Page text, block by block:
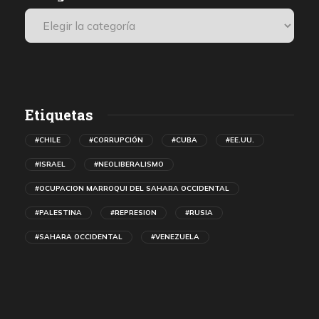
Etiquetas
#CHILE #CORRUPCIÓN #CUBA #EE.UU.
#ISRAEL #NEOLIBERALISMO
#OCUPACION MARROQUI DEL SAHARA OCCIDENTAL
#PALESTINA #REPRESION #RUSIA
#SAHARA OCCIDENTAL #VENEZUELA